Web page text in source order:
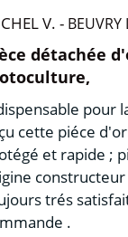
V. - BEUVRY
détachée
pour
cette piéce
et rapide ;
constructeur
trés
.